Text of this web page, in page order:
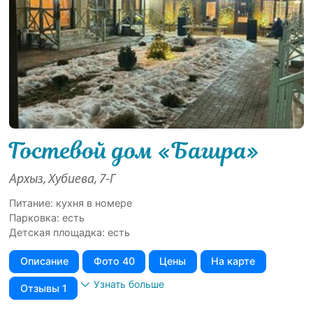
Гостевой дом «Багира»
Архыз, Хубиева, 7-Г
Питание: кухня в номере
Парковка: есть
Детская площадка: есть
Описание Фото 40 Цены На карте
Отзывы 1 Узнать больше